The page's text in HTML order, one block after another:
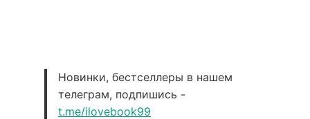
Новинки, бестселлеры в нашем
телеграм, подпишись -
t.me/ilovebook99